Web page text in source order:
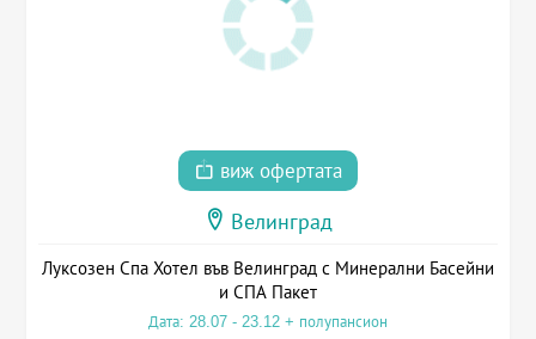
виж офертата
Велинград
Луксозен Спа Хотел във Велинград с Минерални Басейни
и СПА Пакет
Дата: 28.07 - 23.12 + полупансион